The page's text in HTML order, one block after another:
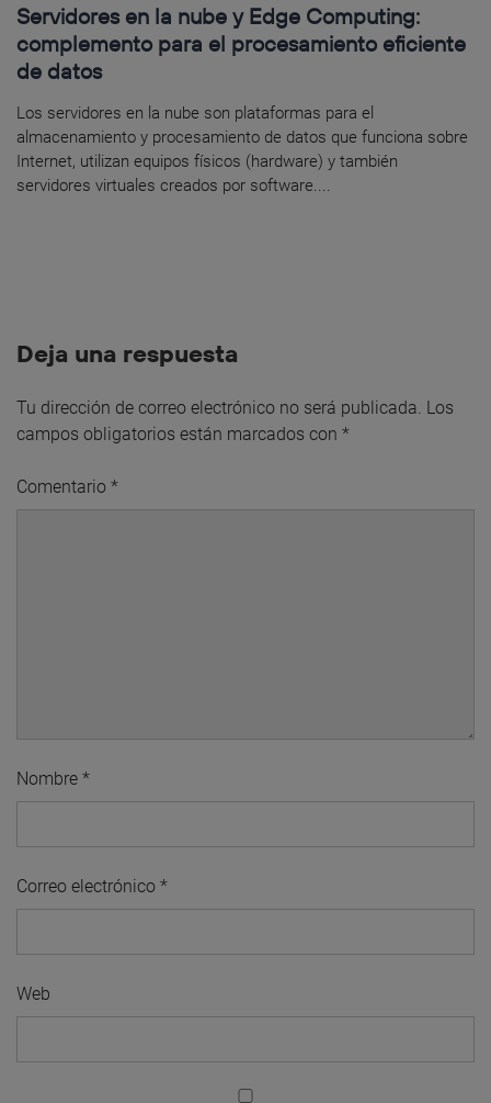
Servidores en la nube y Edge Computing:
complemento para el procesamiento eficiente
de datos
Los servidores en la nube son plataformas para el
almacenamiento y procesamiento de datos que funciona sobre
Internet, utilizan equipos físicos (hardware) y también
servidores virtuales creados por software....
Deja una respuesta
Tu dirección de correo electrónico no será publicada. Los
campos obligatorios están marcados con *
Comentario *
Nombre *
Correo electrónico *
Web